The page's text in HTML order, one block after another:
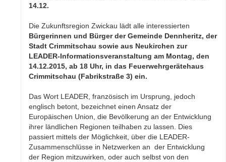
14.12.
Die Zukunftsregion Zwickau lädt alle interessierten
Bürgerinnen und Bürger der Gemeinde Dennheritz, der
Stadt Crimmitschau sowie aus Neukirchen zur
LEADER-Informationsveranstaltung am Montag, den
14.12.2015, ab 18 Uhr, in das Feuerwehrgerätehaus
Crimmitschau (Fabrikstraße 3) ein.
Das Wort LEADER, französisch im Ursprung, jedoch
englisch betont, bezeichnet einen Ansatz der
Europäischen Union, die Bevölkerung an der Entwicklung
ihrer ländlichen Regionen teilhaben zu lassen. Dies
passiert mittels der Möglichkeit, über die LEADER-
Zusammenschlüsse in Netzwerken an der Entwicklung
der Region mitzuwirken, oder auch selbst von den